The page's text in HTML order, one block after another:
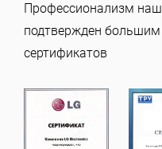
Профессионализм
подтвержден
сертификатов